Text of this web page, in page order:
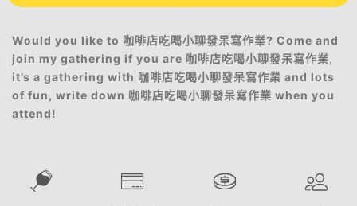
Would you like to 咖啡店吃喝小聊發呆寫作業? Come and
join my gathering if you are 咖啡店吃喝小聊發呆寫作業,
it’s a gathering with 咖啡店吃喝小聊發呆寫作業 and lots
of fun, write down 咖啡店吃喝小聊發呆寫作業 when you
attend!